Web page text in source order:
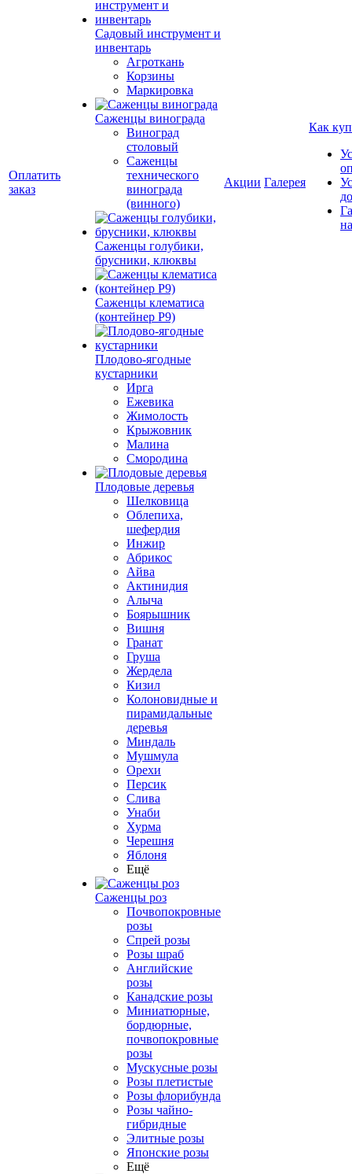
Оплатить
заказ
Садовый инструмент и
инвентарь
Агроткань
Корзины
Маркировка
Саженцы винограда
Виноград
столовый
Саженцы
технического
винограда
(винного)
Саженцы голубики,
брусники, клюквы
Саженцы клематиса
(контейнер Р9)
Плодово-ягодные
кустарники
Ирга
Ежевика
Жимолость
Крыжовник
Малина
Смородина
Плодовые деревья
Шелковица
Облепиха,
шефердия
Инжир
Абрикос
Айва
Актинидия
Алыча
Боярышник
Вишня
Гранат
Груша
Жердела
Кизил
Колоновидные и
пирамидальные
деревья
Миндаль
Мушмула
Орехи
Персик
Слива
Унаби
Хурма
Черешня
Яблоня
Ещё
Саженцы роз
Почвопокровные
розы
Спрей розы
Розы шраб
Английские
розы
Канадские розы
Миниатюрные,
бордюрные,
почвопокровные
розы
Мускусные розы
Розы плетистые
Розы флорибунда
Розы чайно-
гибридные
Элитные розы
Японские розы
Ещё
Акции Галерея
Как